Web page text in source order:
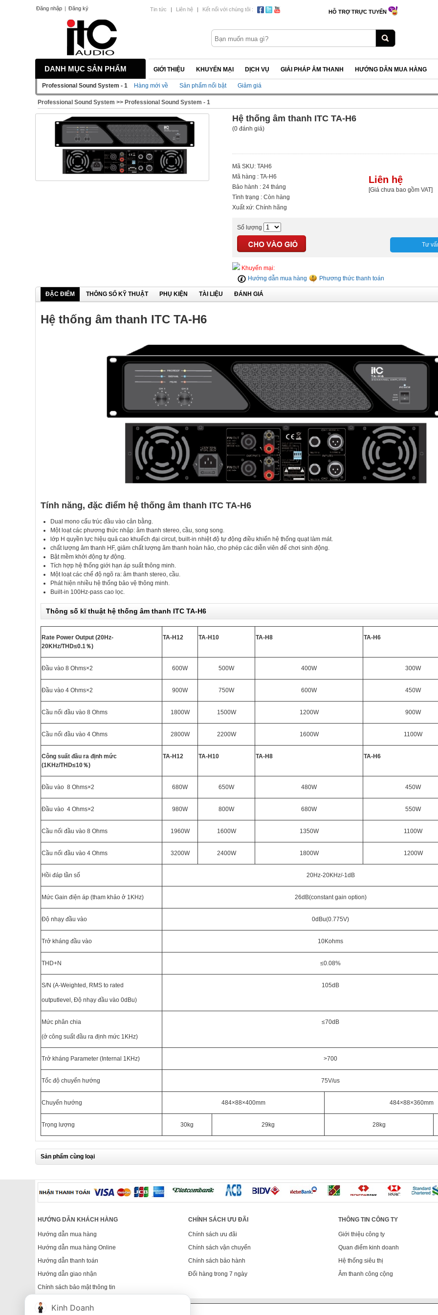
Đăng nhập | Đăng ký Tin tức | Liên hệ | Kết nối với chúng tôi : HỖ TRỢ TRỰC TUYẾN
DANH MỤC SẢN PHẨM GIỚI THIỆU KHUYẾN MẠI DỊCH VỤ GIẢI PHÁP ÂM THANH HƯỚNG DẪN MUA HÀNG
Professional Sound System - 1 Hàng mới về Sản phẩm nổi bật Giảm giá
Professional Sound System >> Professional Sound System - 1
Hệ thống âm thanh ITC TA-H6
(0 đánh giá)
Mã SKU: TAH6
Mã hàng : TA-H6
Bảo hành : 24 tháng
Tình trạng : Còn hàng
Xuất xứ: Chính hãng
Liên hệ
[Giá chưa bao gồm VAT]
Số lượng
Tư
Khuyến mại:
Hướng dẫn mua hàng
Phương thức thanh toán
ĐẶC ĐIỂM THÔNG SỐ KỸ THUẬT PHỤ KIỆN TÀI LIỆU ĐÁNH GIÁ
Hệ thống âm thanh ITC TA-H6
Tính năng, đặc điểm hệ thống âm thanh ITC TA-H6
Dual mono cấu trúc đầu vào cân bằng.
Một loạt các phương thức nhập: âm thanh stereo, cầu, song song.
lớp H quyền lực hiệu quả cao khuếch đại circut, built-in nhiệt độ tự động điều khiển hệ thống quạt làm mát.
chất lượng âm thanh HF, giảm chất lượng âm thanh hoàn hảo, cho phép các diễn viên để chơi sinh động.
Bật mềm khởi động tự động.
Tích hợp hệ thống giới hạn áp suất thông minh.
Một loạt các chế độ ngõ ra: âm thanh stereo, cầu.
Phát hiện nhiều hệ thống bảo vệ thông minh.
Built-in 100Hz-pass cao lọc.
Thông số kĩ thuật hệ thống âm thanh ITC TA-H6
Rate Power Output (20Hz-
20KHz/THD≤0.1％)
TA-H12 TA-H10 TA-H8 TA-H6
Đầu vào 8 Ohms×2 600W 500W 400W 300W
Đầu vào 4 Ohms×2 900W 750W 600W 450W
Cầu nối đầu vào 8 Ohms 1800W 1500W 1200W 900W
Cầu nối đầu vào 4 Ohms 2800W 2200W 1600W 1100W
Công suất đầu ra định mức
(1KHz/THD≤10％)
TA-H12 TA-H10 TA-H8 TA-H6
Đầu vào 8 Ohms×2 680W 650W 480W 450W
Đầu vào 4 Ohms×2 980W 800W 680W 550W
Cầu nối đầu vào 8 Ohms 1960W 1600W 1350W 1100W
Cầu nối đầu vào 4 Ohms 3200W 2400W 1800W 1200W
Hồi đáp tần số 20Hz-20KHz/-1dB
Mức Gain điện áp (tham khảo ở 1KHz) 26dB(constant gain option)
Độ nhạy đầu vào 0dBu(0.775V)
Trở kháng đầu vào 10Kohms
THD+N ≤0.08%
S/N (A-Weighted, RMS to rated
outputlevel, Độ nhạy đầu vào 0dBu)
105dB
Mức phân chia
(ở công suất đầu ra định mức 1KHz)
≤70dB
Trở kháng Parameter (Internal 1KHz) >700
Tốc độ chuyển hướng 75V/us
Chuyển hướng 484×88×400mm 484×88×360mm
Trọng lượng 30kg 29kg 28kg
Sản phẩm cùng loại
HƯỚNG DẪN KHÁCH HÀNG
Hướng dẫn mua hàng
Hướng dẫn mua hàng Online
Hướng dẫn thanh toán
Hướng dẫn giao nhận
Chính sách bảo mật thông tin
CHÍNH SÁCH ƯU ĐÃI
Chính sách ưu đãi
Chính sách vận chuyển
Chính sách bảo hành
Đổi hàng trong 7 ngày
THÔNG TIN CÔNG TY
Giới thiệu công ty
Quan điểm kinh doanh
Hệ thống siêu thị
Âm thanh công cộng
Kinh Doanh